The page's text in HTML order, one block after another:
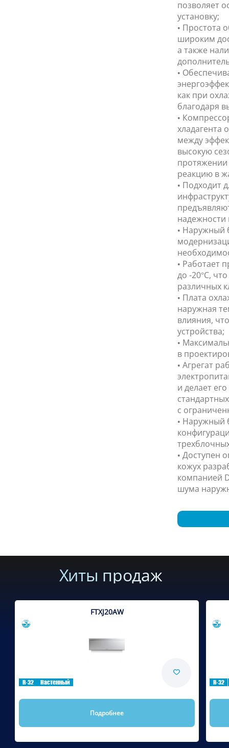
позволяет
установку;
• Простота
широким
а также
•
как при
благодаря
•
хладагента
между
высокую
реакцию в
• Подходит
надежности
• Наружный
• Работает
до -20°C,
различных
• Плата
наружная
влияния,
устройства;
•
в
• Агрегат
и делает
с
• Наружный
• Доступен
кожух
компанией
шума
Хиты продаж
FTXJ20AW
R-32 Настенный
Подробнее
R-32